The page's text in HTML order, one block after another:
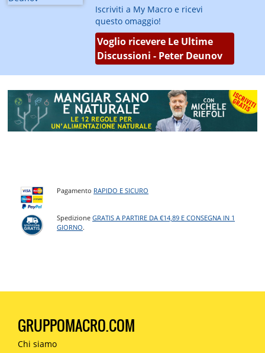
Iscriviti a My Macro e ricevi
questo omaggio!
Voglio ricevere Le Ultime
Discussioni - Peter Deunov
Pagamento RAPIDO E SICURO
SpedizioneGRATIS A PARTIRE DA €14,89 E CONSEGNA IN 1
GIORNO.
GRUPPOMACRO.COM
Chi siamo